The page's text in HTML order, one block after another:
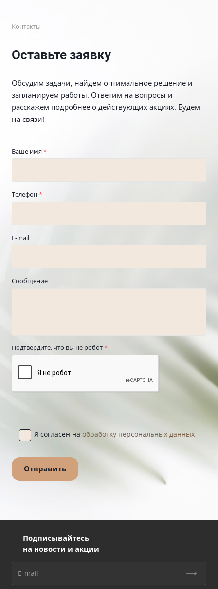
Контакты
Оставьте заявку
Обсудим задачи, найдем оптимальное решение и
запланируем работы. Ответим на вопросы и
расскажем подробнее о действующих акциях. Будем
на связи!
Ваше имя *
Телефон*
E-mail
Сообщение
Подтвердите, что вы не робот*
Я согласен на обработку персональных данных
Подписывайтесь
на новости и акции